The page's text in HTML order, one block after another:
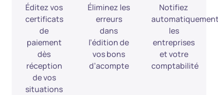
Éditez vos
certificats
de
paiement
dès
réception
de vos
situations
Éliminez les
erreurs
dans
l’édition de
vos bons
d’acompte
Notifiez
les
entreprises
et votre
comptabilité